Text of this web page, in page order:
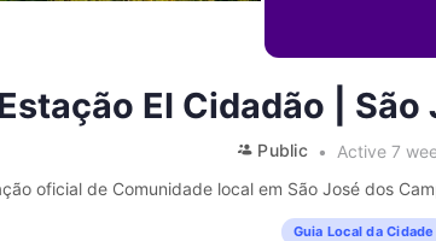
EI Cidadão |
Public
Active 7
oficial de Comunidade local em São José dos
Guia Local da Cidade